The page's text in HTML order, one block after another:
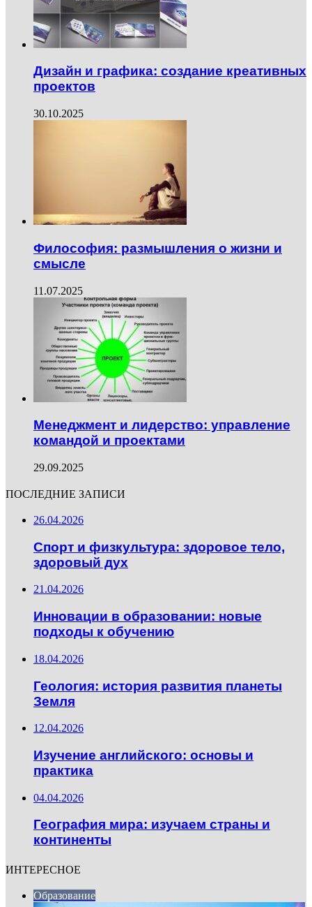
Дизайн и графика: создание креативных
проектов
30.10.2025
Философия: размышления о жизни и
смысле
11.07.2025
Менеджмент и лидерство: управление
командой и проектами
29.09.2025
ПОСЛЕДНИЕ ЗАПИСИ
26.04.2026
Спорт и физкультура: здоровое тело,
здоровый дух
21.04.2026
Инновации в образовании: новые
подходы к обучению
18.04.2026
Геология: история развития планеты
Земля
12.04.2026
Изучение английского: основы и
практика
04.04.2026
География мира: изучаем страны и
континенты
ИНТЕРЕСНОЕ
Образование